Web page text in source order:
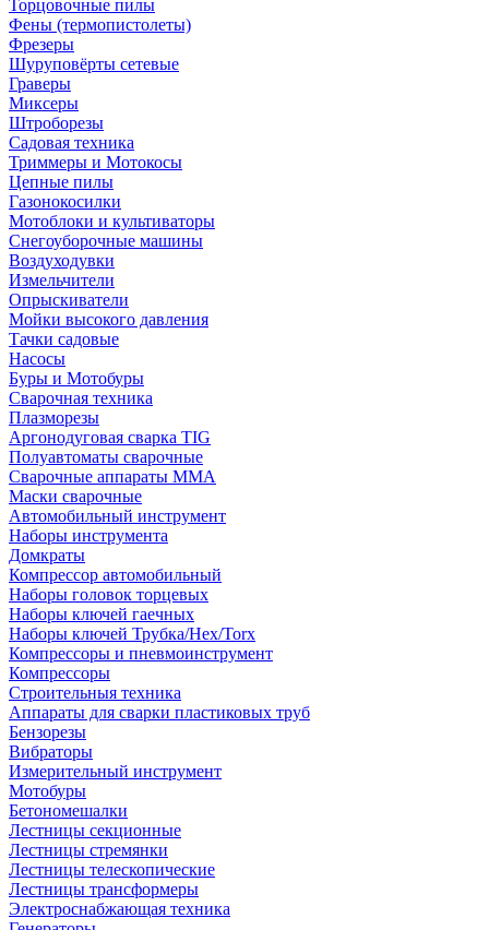
Торцовочные пилы
Фены (термопистолеты)
Фрезеры
Шуруповёрты сетевые
Граверы
Миксеры
Штроборезы
Садовая техника
Триммеры и Мотокосы
Цепные пилы
Газонокосилки
Мотоблоки и культиваторы
Снегоуборочные машины
Воздуходувки
Измельчители
Опрыскиватели
Мойки высокого давления
Тачки садовые
Насосы
Буры и Мотобуры
Сварочная техника
Плазморезы
Аргонодуговая сварка TIG
Полуавтоматы сварочные
Сварочные аппараты ММА
Маски сварочные
Автомобильный инструмент
Наборы инструмента
Домкраты
Компрессор автомобильный
Наборы головок торцевых
Наборы ключей гаечных
Наборы ключей Трубка/Hex/Torx
Компрессоры и пневмоинструмент
Компрессоры
Строительныя техника
Аппараты для сварки пластиковых труб
Бензорезы
Вибраторы
Измерительный инструмент
Мотобуры
Бетономешалки
Лестницы секционные
Лестницы стремянки
Лестницы телескопические
Лестницы трансформеры
Электроснабжающая техника